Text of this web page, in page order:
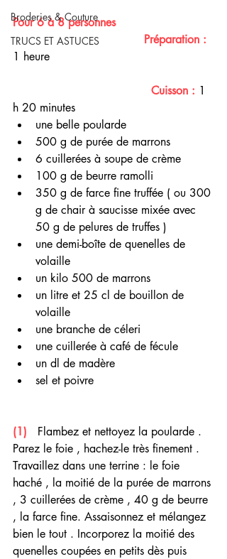
Broderies & Couture
TRUCS ET ASTUCES
Pour 6 à 8 personnes
Préparation :
1 heure
Cuisson : 1
h 20 minutes
une belle poularde
500 g de purée de marrons
6 cuillerées à soupe de crème
100 g de beurre ramolli
350 g de farce fine truffée ( ou 300
g de chair à saucisse mixée avec
50 g de pelures de truffes )
une demi-boîte de quenelles de
volaille
un kilo 500 de marrons
un litre et 25 cl de bouillon de
volaille
une branche de céleri
une cuillerée à café de fécule
un dl de madère
sel et poivre
(1)
  Flambez et nettoyez la poularde .
Parez le foie , hachez-le très finement .
Travaillez dans une terrine : le foie
haché , la moitié de la purée de marrons
, 3 cuillerées de crème , 40 g de beurre
, la farce fine. Assaisonnez et mélangez
bien le tout . Incorporez la moitié des
quenelles coupées en petits dès puis